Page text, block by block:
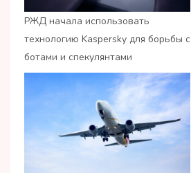
РЖД начала использовать
технологию Kaspersky для борьбы с
ботами и спекулянтами